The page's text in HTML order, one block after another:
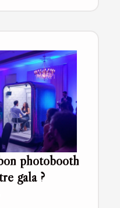
photobooth
gala ?